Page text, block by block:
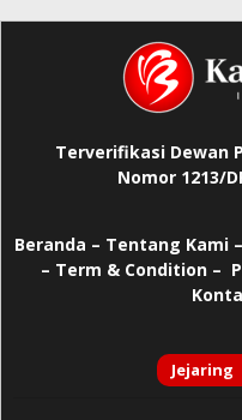
Terverifikasi Dewan
Nomor 1213/
Beranda – Tentang Kami –
– Term & Condition –